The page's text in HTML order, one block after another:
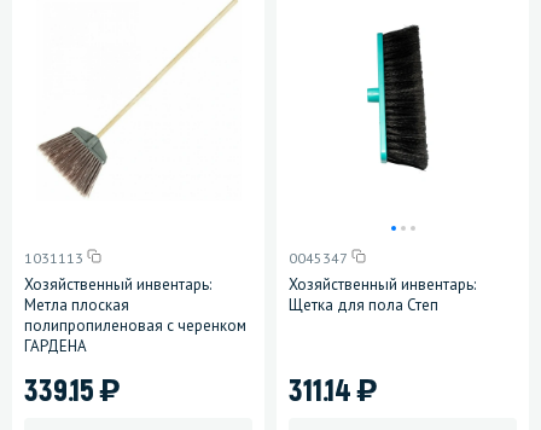
1031113
Хозяйственный инвентарь:
Метла плоская
полипропиленовая с черенком
ГАРДЕНА
339.15)
0045347
Хозяйственный инвентарь:
Щетка для пола Степ
311.14)